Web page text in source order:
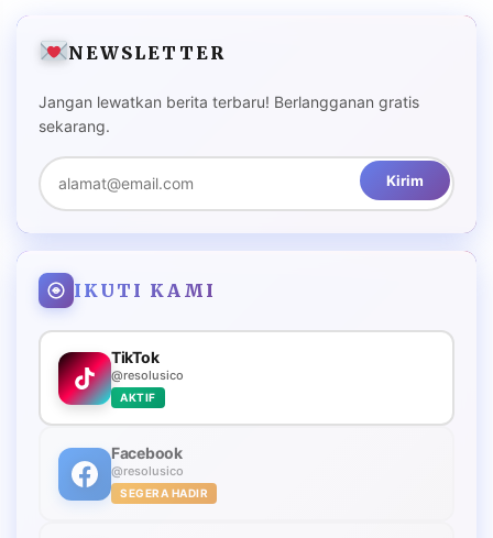
NEWSLETTER
Jangan lewatkan berita terbaru! Berlangganan gratis
sekarang.
Kirim
IKUTI KAMI
TikTok
@resolusico
AKTIF
Facebook
@resolusico
SEGERA HADIR